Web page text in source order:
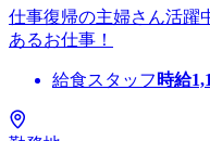
仕事復帰の主婦さん活躍
あるお仕事！
給食スタッフ 時給